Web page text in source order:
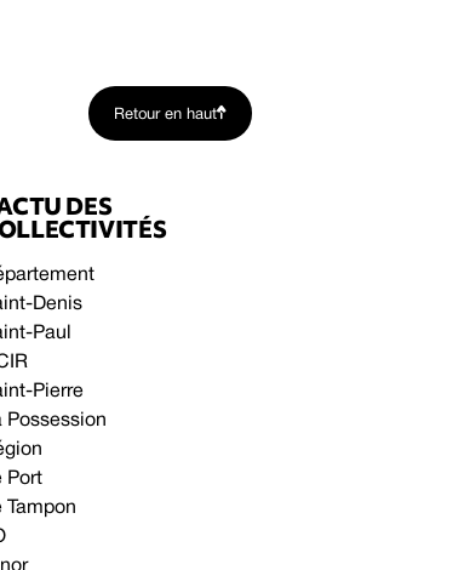
Retour en haut
DES
Denis
Paul
Pierre
Possession
Port
Tampon